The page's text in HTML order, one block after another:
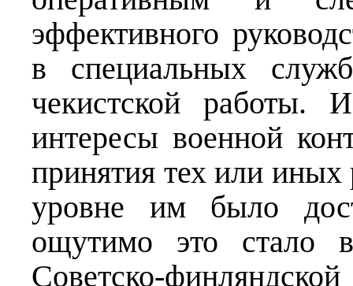
эффективного
в специальных
чекистской работы.
интересы военной
принятия тех или иных
уровне им было
ощутимо это стало
Советско-